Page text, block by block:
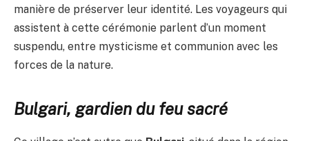
manière de préserver leur identité. Les voyageurs qui
assistent à cette cérémonie parlent d’un moment
suspendu, entre mysticisme et communion avec les
forces de la nature.
Bulgari, gardien du feu sacré